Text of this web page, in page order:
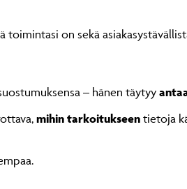
on sekä
– hänen täytyy
mihin tarkoitukseen tietoja